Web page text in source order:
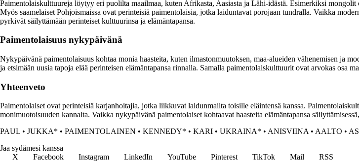
Paimentolaiskulttuureja löytyy eri puolilta maailmaa, kuten Afrikasta, Aasiasta ja Lähi-idästä. Esimerkiksi
Myös saamelaiset Pohjoismaissa ovat perinteisiä paimentolaisia, jotka laiduntavat porojaan tundralla. Vaikka
pyrkivät säilyttämään perinteiset kulttuurinsa ja elämäntapansa.
Paimentolaisuus nykypäivänä
Nykypäivänä paimentolaisuus kohtaa monia haasteita, kuten ilmastonmuutoksen, maa-alueiden vähenemisen ja
ja etsimään uusia tapoja elää perinteisen elämäntapansa rinnalla. Samalla paimentolaiskulttuurit ovat arvokas osa
Yhteenveto
Paimentolaiset ovat perinteisiä karjanhoitajia, jotka liikkuvat laidunmailta toisille eläintensä kanssa.
monimuotoisuuden kannalta. Vaikka nykypäivänä paimentolaiset kohtaavat haasteita elämäntapansa
PAUL • JUKKA* • PAIMENTOLAINEN • KENNEDY* • KARI • UKRAINA* • ANISVIINA• AALTO •
Jaa sydämesi kanssa
X
Facebook Instagram LinkedIn YouTube Pinterest TikTok Mail
RSS